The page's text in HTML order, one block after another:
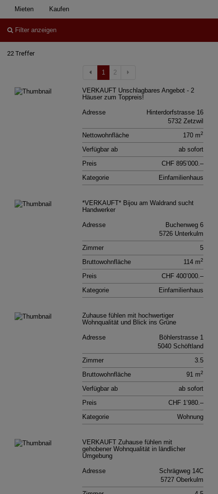
Mieten Kaufen
Filter anzeigen
22 Treffer
1 2
VERKAUFT Unschlagbares Angebot - 2
Häuser zum Toppreis!
Hinterdorfstrasse 16
5732 Zetzwil
Adresse
170 m2
Nettowohnfläche
ab sofort
Verfügbar ab
CHF 895’000.–
Preis
Einfamilienhaus
Kategorie
*VERKAUFT* Bijou am Waldrand sucht
Handwerker
Buchenweg 6
5726 Unterkulm
Adresse
5
Zimmer
114 m2
Bruttowohnfläche
CHF 400’000.–
Preis
Einfamilienhaus
Kategorie
Zuhause fühlen mit hochwertiger
Wohnqualität und Blick ins Grüne
Böhlerstrasse 1
5040 Schöftland
Adresse
3.5
Zimmer
91 m2
Bruttowohnfläche
ab sofort
Verfügbar ab
CHF 1’980.–
Preis
Wohnung
Kategorie
VERKAUFT Zuhause fühlen mit
gehobener Wohnqualität in ländlicher
Umgebung
Schrägweg 14C
5727 Oberkulm
Adresse